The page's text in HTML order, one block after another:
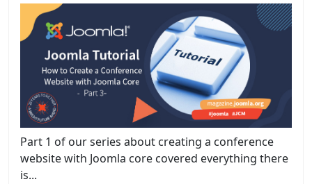
Part 1 of our series about creating a conference
website with Joomla core covered everything there
is...